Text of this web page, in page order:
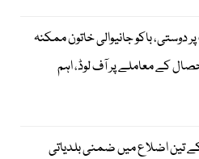
دوستی، باکو جانیوالی خاتون ممکنہ
کے معاملے پر آف لوڈ، اہم
تین اضلاع میں ضمنی بلدیاتی